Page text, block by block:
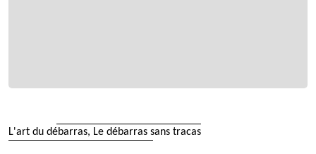
L'art du débarras, Le débarras sans tracas